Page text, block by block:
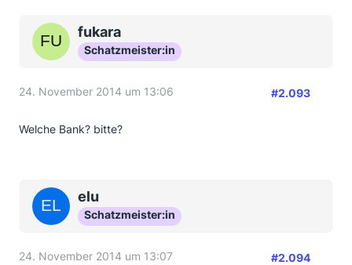
fukara
Schatzmeister:in
24. November 2014 um 13:06 #2.093
Welche Bank? bitte?
elu
Schatzmeister:in
24. November 2014 um 13:07 #2.094